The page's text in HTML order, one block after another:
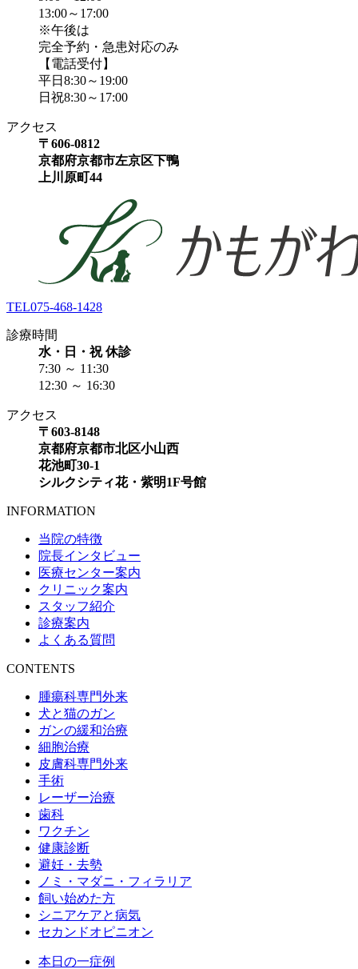
13:00～17:00
※午後は
完全予約・急患対応のみ
【電話受付】
平日8:30～19:00
日祝8:30～17:00
アクセス
〒606-0812
京都府京都市左京区下鴨
上川原町44
TEL075-468-1428
診療時間
水・日・祝 休診
7:30 ～ 11:30
12:30 ～ 16:30
アクセス
〒603-8148
京都府京都市北区小山西
花池町30-1
シルクシティ花・紫明1F号館
INFORMATION
当院の特徴
院長インタビュー
医療センター案内
クリニック案内
スタッフ紹介
診療案内
よくある質問
CONTENTS
腫瘍科専門外来
犬と猫のガン
ガンの緩和治療
細胞治療
皮膚科専門外来
手術
レーザー治療
歯科
ワクチン
健康診断
避妊・去勢
ノミ・マダニ・フィラリア
飼い始めた方
シニアケアと病気
セカンドオピニオン
本日の一症例